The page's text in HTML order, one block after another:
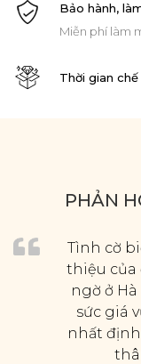
Bảo hành,
Miễn phí làm
Thời gian
PHẢN
Tình cờ
thiệu
ngờ ở
sức giá
nhất